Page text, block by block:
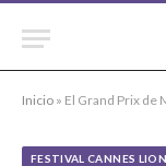
Inicio » El Grand Prix de
FESTIVAL CANNES